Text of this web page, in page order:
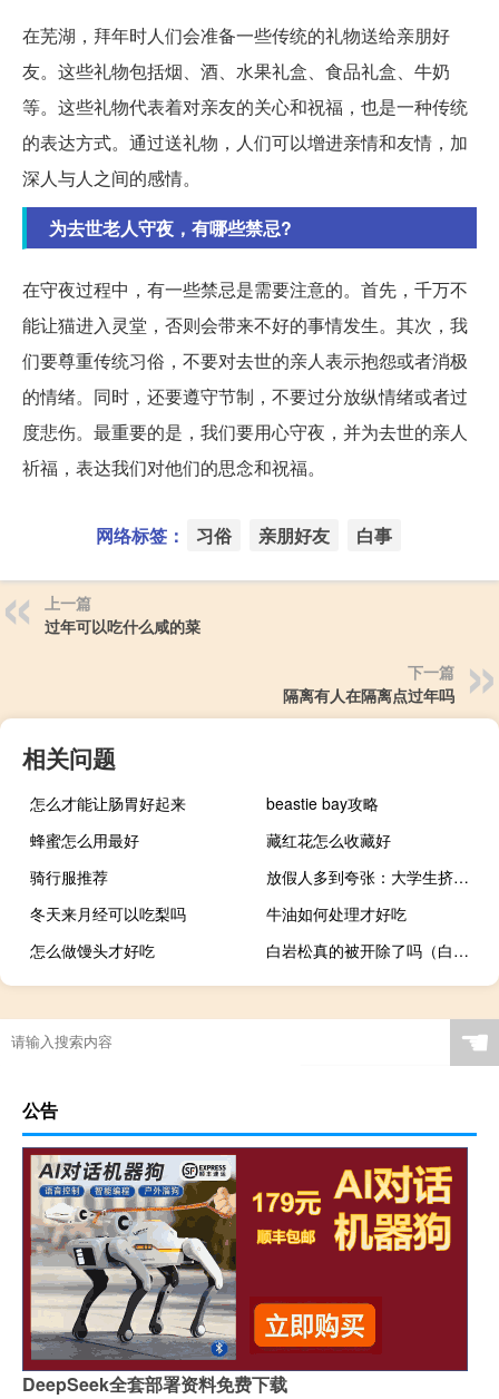
在芜湖，拜年时人们会准备一些传统的礼物送给亲朋好
友。这些礼物包括烟、酒、水果礼盒、食品礼盒、牛奶
等。这些礼物代表着对亲友的关心和祝福，也是一种传统
的表达方式。通过送礼物，人们可以增进亲情和友情，加
深人与人之间的感情。
为去世老人守夜，有哪些禁忌?
在守夜过程中，有一些禁忌是需要注意的。首先，千万不
能让猫进入灵堂，否则会带来不好的事情发生。其次，我
们要尊重传统习俗，不要对去世的亲人表示抱怨或者消极
的情绪。同时，还要遵守节制，不要过分放纵情绪或者过
度悲伤。最重要的是，我们要用心守夜，并为去世的亲人
祈福，表达我们对他们的思念和祝福。
网络标签： 习俗 亲朋好友 白事
上一篇
过年可以吃什么咸的菜
下一篇
隔离有人在隔离点过年吗
相关问题
怎么才能让肠胃好起来
beastie bay攻略
蜂蜜怎么用最好
藏红花怎么收藏好
骑行服推荐
放假人多到夸张：大学生挤地铁 电脑被门夹变形
冬天来月经可以吃梨吗
牛油如何处理才好吃
怎么做馒头才好吃
白岩松真的被开除了吗（白岩松为什么被封杀）
☚
公告
DeepSeek全套部署资料免费下载